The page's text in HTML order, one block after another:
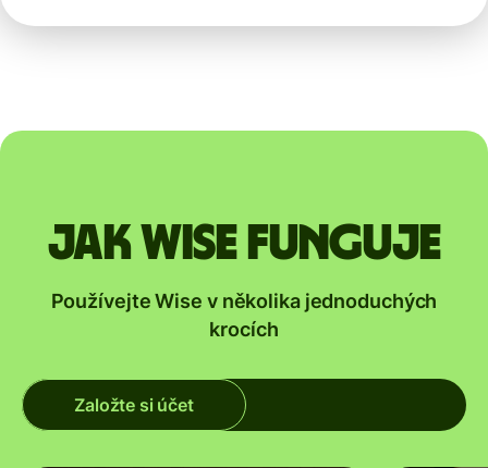
Jak Wise funguje
Používejte Wise v několika jednoduchých
krocích
Založte si účet